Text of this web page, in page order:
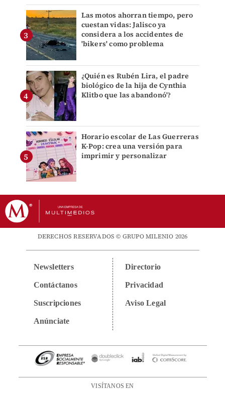
Las motos ahorran tiempo, pero
cuestan vidas: Jalisco ya
considera a los accidentes de
'bikers' como problema
¿Quién es Rubén Lira, el padre
biológico de la hija de Cynthia
Klitbo que las abandonó'?
Horario escolar de Las Guerreras
K-Pop: crea una versión para
imprimir y personalizar
DERECHOS RESERVADOS © GRUPO MILENIO 2026
Newsletters
Contáctanos
Suscripciones
Anúnciate
Directorio
Privacidad
Aviso Legal
VISÍTANOS EN